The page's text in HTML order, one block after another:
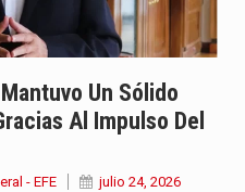
Jhon Arias continúa consolidándose como una de las grandes figuras…
La cantautora venezolana Joaquina vuelve a sorprender a sus seguidores…
La investigación por la muerte de Kevin Arley Acosta Pico,…
Un Sólido
Al Impulso Del
- EFE julio 24, 2026